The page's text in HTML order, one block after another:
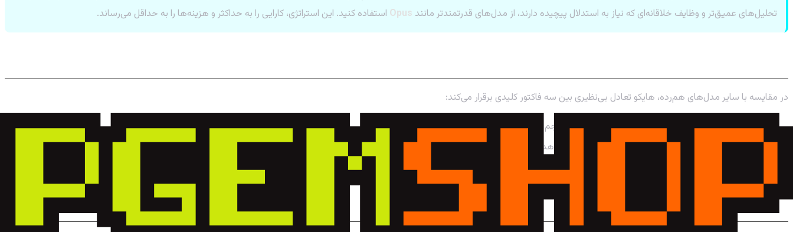
تحلیل‌های عمیق‌تر و وظایف خلاقانه‌ای که نیاز به استدلال پیچیده دارند، از مدل‌های قدرتمندتر مانند Opus استفاده کنید. این استراتژی، کارایی را به حداکثر و هزینه‌ها را به حداقل می‌رساند.
در مقایسه با سایر مدل‌های هم‌رده، هایکو تعادل بی‌نظیری بین سه فاکتور کلیدی برقرار می‌کند:
سرعت:سریع‌ترین مدل در کلاس خود برای پردازش حجم بالای درخواست.
هزینه:بسیار مقرون‌به‌صرفه است و به شما اجازه می‌دهد تا با بودجه کمتر، کارهای بیشتری انجام دهید.
با وجود سرعت بالا، از توانایی‌های شناختی و استدلالی قدرتمندی برخوردار است.
جمع‌بندی: هایکو، قهرمان پنهان دنیای AI